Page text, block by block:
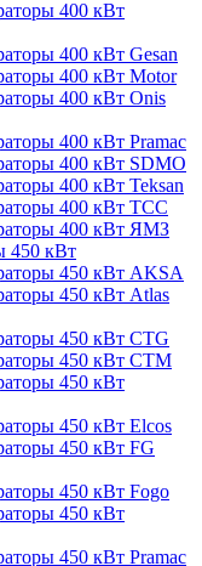
400 кВт
400 кВт Gesan
400 кВт Motor
400 кВт Onis
400 кВт Pramac
400 кВт SDMO
400 кВт Teksan
400 кВт ТСС
400 кВт ЯМЗ
450 кВт
450 кВт AKSA
450 кВт Atlas
450 кВт CTG
450 кВт CTM
450 кВт
450 кВт Elcos
450 кВт FG
450 кВт Fogo
450 кВт
450 кВт Pramac